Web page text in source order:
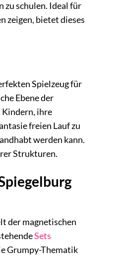
zu schulen. Ideal für
zeigen, bietet dieses
Spielzeug für
Ebene der
ihre
freien Lauf zu
werden kann.
Strukturen.
der magnetischen
Sets
Grumpy-Thematik